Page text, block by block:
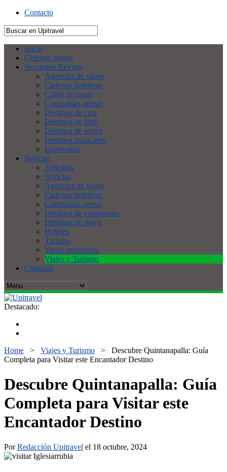
Contacto
Inicio
Quienes somos
Secciones Revista
Agencias de viajes
Cadenas hoteleras
Cajón de sastre
Compañías aéreas
Destinos de cine
Destinos de libro
Destinos de series
Destinos musicales
Entrevistas
Noticias
Artículos
Noticias
Agencias de viajes
Cadenas hoteleras
Compañías aéreas
Destinos de enoturismo
Destinos de playa
Hoteles
Turismo
Viajes especiales
Viajes y Turismo
Contacto
Destacado:
Home > Viajes y Turismo > Descubre Quintanapalla: Guía
Completa para Visitar este Encantador Destino
Descubre Quintanapalla: Guía
Completa para Visitar este
Encantador Destino
PorRedacción Upitravel el 18 octubre, 2024